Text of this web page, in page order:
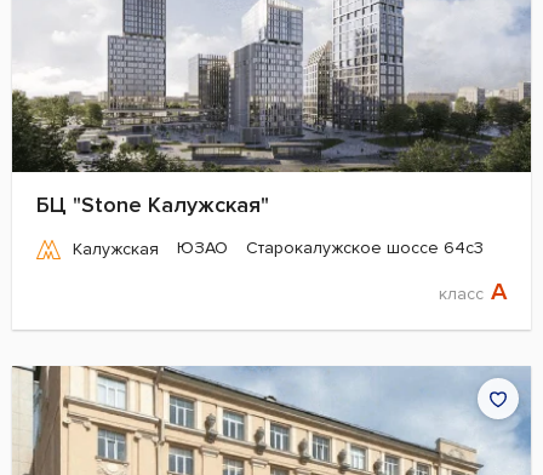
БЦ "Stone Калужская"
Калужская ЮЗАО Старокалужское шоссе 64с3
класс A